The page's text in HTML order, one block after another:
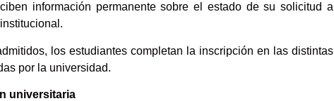
información permanente sobre el estado de su solicitud a
los estudiantes completan la inscripción en las distintas
por la universidad.
universitaria